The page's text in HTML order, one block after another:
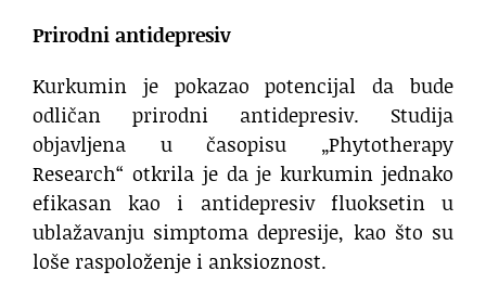
Prirodni antidepresiv
Kurkumin je pokazao potencijal da bude
odličan prirodni antidepresiv. Studija
objavljena u časopisu „Phytotherapy
Research“ otkrila je da je kurkumin jednako
efikasan kao i antidepresiv fluoksetin u
ublažavanju simptoma depresije, kao što su
loše raspoloženje i anksioznost.